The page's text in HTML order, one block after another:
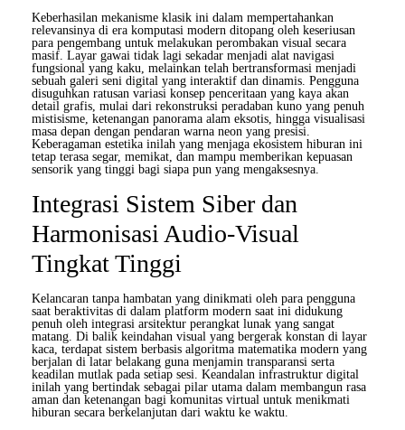
Keberhasilan mekanisme klasik ini dalam mempertahankan
relevansinya di era komputasi modern ditopang oleh keseriusan
para pengembang untuk melakukan perombakan visual secara
masif. Layar gawai tidak lagi sekadar menjadi alat navigasi
fungsional yang kaku, melainkan telah bertransformasi menjadi
sebuah galeri seni digital yang interaktif dan dinamis. Pengguna
disuguhkan ratusan variasi konsep penceritaan yang kaya akan
detail grafis, mulai dari rekonstruksi peradaban kuno yang penuh
mistisisme, ketenangan panorama alam eksotis, hingga visualisasi
masa depan dengan pendaran warna neon yang presisi.
Keberagaman estetika inilah yang menjaga ekosistem hiburan ini
tetap terasa segar, memikat, dan mampu memberikan kepuasan
sensorik yang tinggi bagi siapa pun yang mengaksesnya.
Integrasi Sistem Siber dan
Harmonisasi Audio-Visual
Tingkat Tinggi
Kelancaran tanpa hambatan yang dinikmati oleh para pengguna
saat beraktivitas di dalam platform modern saat ini didukung
penuh oleh integrasi arsitektur perangkat lunak yang sangat
matang. Di balik keindahan visual yang bergerak konstan di layar
kaca, terdapat sistem berbasis algoritma matematika modern yang
berjalan di latar belakang guna menjamin transparansi serta
keadilan mutlak pada setiap sesi. Keandalan infrastruktur digital
inilah yang bertindak sebagai pilar utama dalam membangun rasa
aman dan ketenangan bagi komunitas virtual untuk menikmati
hiburan secara berkelanjutan dari waktu ke waktu.